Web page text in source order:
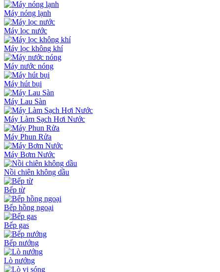
Máy nóng lạnh
Máy lọc nước
Máy lọc không khí
Máy nước nóng
Máy hút bụi
Máy Lau Sàn
Máy Làm Sạch Hơi Nước
Máy Phun Rửa
Máy Bơm Nước
Nồi chiên không dầu
Bếp từ
Bếp hồng ngoại
Bếp gas
Bếp nướng
Lò nướng